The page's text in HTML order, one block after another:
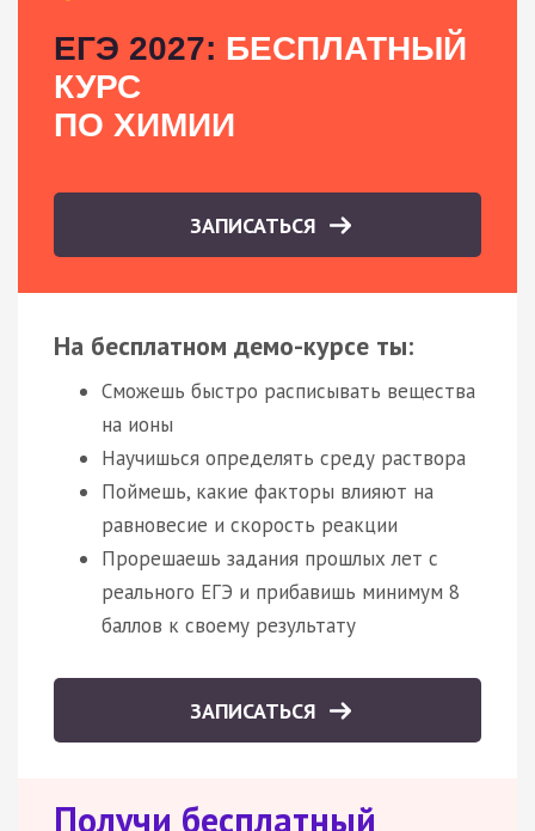
ЕГЭ 2027: БЕСПЛАТНЫЙ
КУРС
ПО ХИМИИ
ЗАПИСАТЬСЯ
На бесплатном демо-курсе ты:
Сможешь быстро расписывать вещества
на ионы
Научишься определять среду раствора
Поймешь, какие факторы влияют на
равновесие и скорость реакции
Прорешаешь задания прошлых лет с
реального ЕГЭ и прибавишь минимум 8
баллов к своему результату
ЗАПИСАТЬСЯ
Получи бесплатный